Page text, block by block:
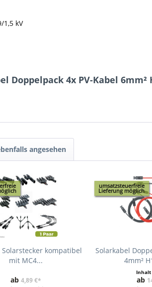
1,5 kV
4x PV-Kabel 6mm²
angesehen
Solarstecker kompatibel
mit MC4...
ab 4,89 €*
umsatzsteuerfreie
Lieferung möglich
Solarkabel
4mm²
Inhalt
ab